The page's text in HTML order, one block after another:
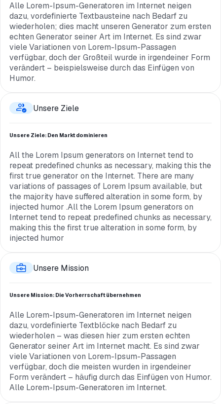
Alle Lorem-Ipsum-Generatoren im Internet neigen
dazu, vordefinierte Textbausteine ​​nach Bedarf zu
wiederholen; dies macht unseren Generator zum ersten
echten Generator seiner Art im Internet. Es sind zwar
viele Variationen von Lorem-Ipsum-Passagen
verfügbar, doch der Großteil wurde in irgendeiner Form
verändert – beispielsweise durch das Einfügen von
Humor.
Unsere Ziele
Unsere Ziele: Den Markt dominieren
All the Lorem Ipsum generators on Internet tend to
repeat predefined chunks as necessary, making this the
first true generator on the Internet. There are many
variations of passages of Lorem Ipsum available, but
the majority have suffered alteration in some form, by
injected humor .All the Lorem Ipsum generators on
Internet tend to repeat predefined chunks as necessary,
making this the first true alteration in some form, by
injected humor
Unsere Mission
Unsere Mission: Die Vorherrschaft übernehmen
Alle Lorem-Ipsum-Generatoren im Internet neigen
dazu, vordefinierte Textblöcke nach Bedarf zu
wiederholen – was diesen hier zum ersten echten
Generator seiner Art im Internet macht. Es sind zwar
viele Variationen von Lorem-Ipsum-Passagen
verfügbar, doch die meisten wurden in irgendeiner
Form verändert – häufig durch das Einfügen von Humor.
Alle Lorem-Ipsum-Generatoren im Internet.